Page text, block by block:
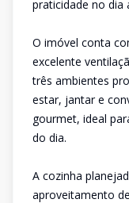
praticidade no dia
O imóvel conta
excelente
três ambientes
estar, jantar e
gourmet, ideal
do dia.
A cozinha
aproveitamento